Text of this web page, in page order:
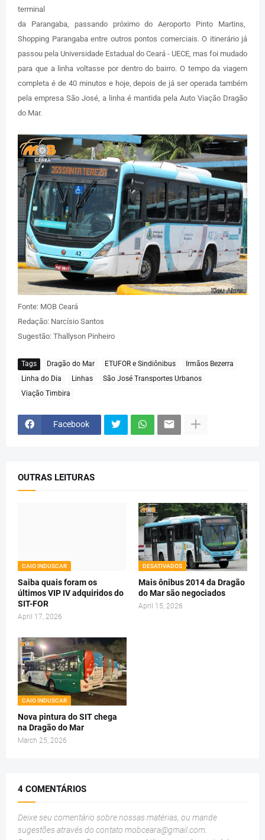
terminal
da Parangaba, passando próximo do Aeroporto Pinto Martins,
Shopping Parangaba entre outros pontos comerciais. O itinerário já
passou pela Universidade Estadual do Ceará - UECE, mas foi mudado
para que a linha voltasse por dentro do bairro. O tempo da viagem
completa é de 40 minutos e hoje, depois de já ser operada também
pela empresa São José, a linha é mantida pela Auto Viação Dragão
do Mar.
Fonte: MOB Ceará
Redação: Narcísio Santos
Sugestão: Thallyson Pinheiro
Tags Dragão do Mar ETUFOR e Sindiônibus
Irmãos Bezerra
Linha do Dia
Linhas
São José Transportes Urbanos
Viação Timbira
Facebook
OUTRAS LEITURAS
CAIO INDUSCAR
Saiba quais foram os
últimos VIP IV adquiridos do
SIT-FOR
April 17, 2026
DESATIVADOS
Mais ônibus 2014 da Dragão
do Mar são negociados
April 15, 2026
CAIO INDUSCAR
Nova pintura do SIT chega
na Dragão do Mar
March 25, 2026
4 COMENTÁRIOS
Deixe seu comentário sobre nossas matérias, ou mande
sugestões através do contato mobceara@gmail.com